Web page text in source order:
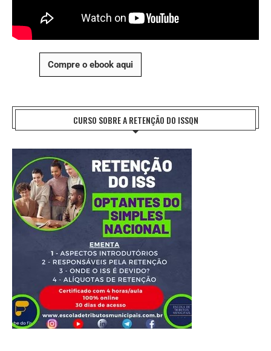
Compre o ebook aqui
CURSO SOBRE A RETENÇÃO DO ISSQN